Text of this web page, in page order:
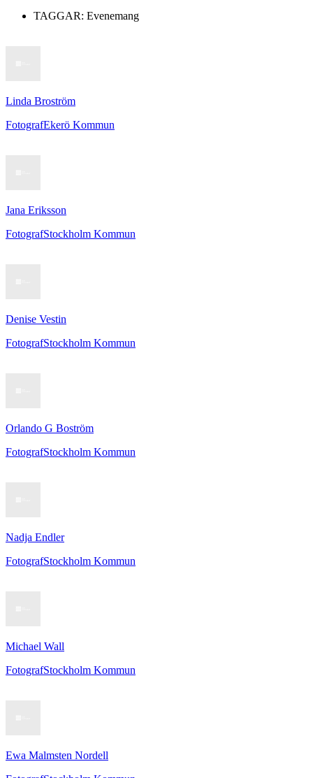
TAGGAR: Evenemang
Linda Broström
FotografEkerö Kommun
Jana Eriksson
FotografStockholm Kommun
Denise Vestin
FotografStockholm Kommun
Orlando G Boström
FotografStockholm Kommun
Nadja Endler
FotografStockholm Kommun
Michael Wall
FotografStockholm Kommun
Ewa Malmsten Nordell